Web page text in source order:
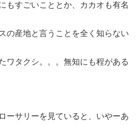
もすごいこととか、カカオも有名
の産地と言うことを全く知らない
ワタクシ。。。無知にも程がある
ーサリーを見ていると、いやーあ